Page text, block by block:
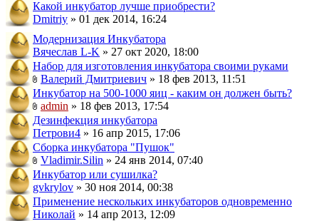
Какой инкубатор лучше приобрести?
Dmitriy » 01 дек 2014, 16:24
Модернизация Инкубатора
Вячеслав L-K » 27 окт 2020, 18:00
Набор для изготовления инкубатора своими руками
Валерий Дмитриевич » 18 фев 2013, 11:51
Инкубатор на 500-1000 яиц - каким он должен быть?
admin » 18 фев 2013, 17:54
Дезинфекция инкубатора
Петрови4 » 16 апр 2015, 17:06
Сборка инкубатора "Пушок"
Vladimir.Silin » 24 янв 2014, 07:40
Инкубатор или сушилка?
gvkrylov » 30 ноя 2014, 00:38
Применение нескольких инкубаторов одновременно
Николай » 14 апр 2013, 12:09